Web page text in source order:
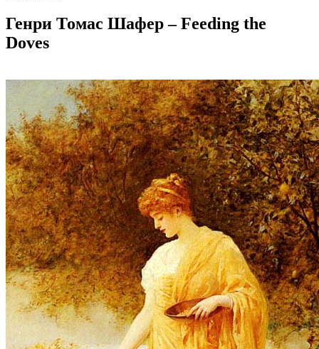
Генри Томас Шафер – Feeding the
Doves